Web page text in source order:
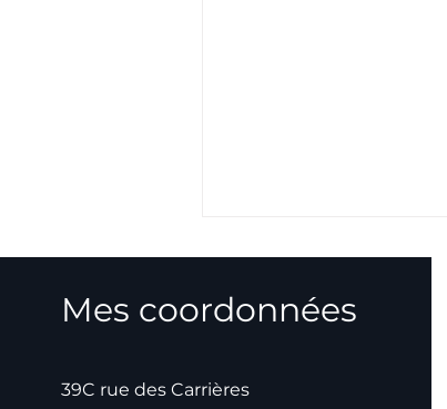
Mes coordonnées
39C rue des Carrières